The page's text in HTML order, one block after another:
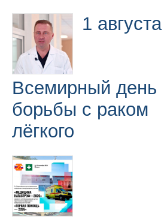
1 августа
Всемирный день
борьбы с раком
лёгкого